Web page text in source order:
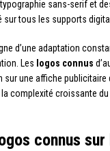
sans-serif et
tous les supports
d’une adaptation
Les logos connus
une affiche publicitaire
complexité croissante du
connus sur